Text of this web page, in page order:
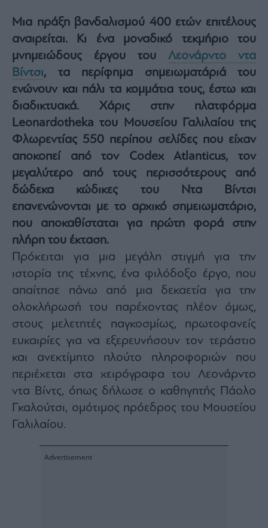
&
Design
Fashion
&
Art
Watches
Yachts
Table
For
Two
Αγορές
Trader's
book
Buy-
Hold-
Sell
The
Investor
Crypto
Χρηματιστηριακές
Ανακοινώσεις
Creative
Content
Content
Μια πράξη βανδαλισμού 400 ετών επιτέλους
αναιρείται. Κι ένα μοναδικό τεκμήριο του
μνημειώδους έργου του Λεονάρντο ντα
Βίντσι, τα περίφημα σημειωματάριά του
ενώνουν και πάλι τα κομμάτια τους, έστω και
διαδικτυακά. Χάρις στην πλατφόρμα
Leonardotheka του Μουσείου Γαλιλαίου της
Φλωρεντίας 550 περίπου σελίδες που είχαν
αποκοπεί από τον Codex Atlanticus, τον
μεγαλύτερο από τους περισσότερους από
δώδεκα κώδικες του Ντα Βίντσι
επανενώνονται με το αρχικό σημειωματάριο,
που αποκαθίσταται για πρώτη φορά στην
πλήρη του έκταση.
Πρόκειται για μια μεγάλη στιγμή για την
ιστορία της τέχνης, ένα φιλόδοξο έργο, που
απαίτησε πάνω από μια δεκαετία για την
ολοκλήρωσή του παρέχοντας πλέον όμως,
στους μελετητές παγκοσμίως, πρωτοφανείς
ευκαιρίες για να εξερευνήσουν τον τεράστιο
και ανεκτίμητο πλούτο πληροφοριών που
περιέχεται στα χειρόγραφα του Λεονάρντο
ντα Βίντς, όπως δήλωσε ο καθηγητής Πάολο
Γκαλούτσι, ομότιμος πρόεδρος του Μουσείου
Γαλιλαίου.